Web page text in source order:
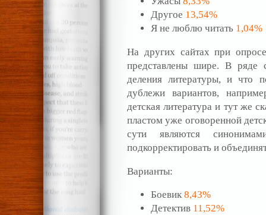
Другое 13,54%
Я не люблю читать 1,04%
На других сайтах при
представлены шире. В ряде
деления литературы, и что
дублежи вариантов,
детская литература и тут же
пластом уже оговоренной
сути являются
подкорректировать и
Варианты:
Боевик 8,43%
Детектив 11,52%